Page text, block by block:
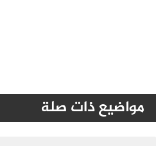
مواضيع ذات صلة